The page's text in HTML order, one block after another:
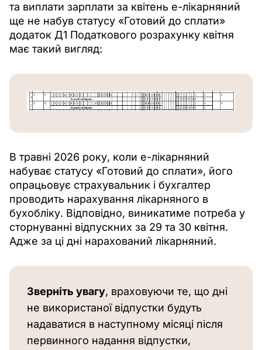
та виплати зарплати за квітень е-лікарняний
ще не набув статусу «Готовий до сплати»
додаток Д1 Податкового розрахунку квітня
має такий вигляд:
В травні 2026 року, коли е-лікарняний
набуває статусу «Готовий до сплати», його
опрацьовує страхувальник і бухгалтер
проводить нарахування лікарняного в
бухобліку. Відповідно, виникатиме потреба у
сторнуванні відпускних за 29 та 30 квітня.
Адже за ці дні нарахований лікарняний.
Зверніть увагу, враховуючи те, що дні
не використаної відпустки будуть
надаватися в наступному місяці після
первинного надання відпустки,